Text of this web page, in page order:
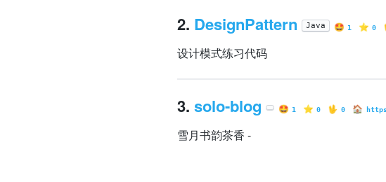
2. DesignPattern Java 🤩 1 ⭐️ 0
设计模式练习代码
3. solo-blog 🤩 1 ⭐️ 0 🖖 0 🏠
雪月书韵茶香 -